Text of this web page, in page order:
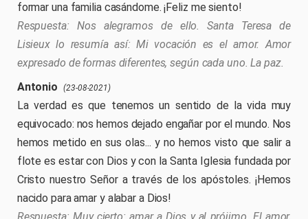
formar una familia casándome. ¡Feliz me siento!
Nos alegramos de ello. Santa Teresa de
Lisieux lo resumía así: Mi vocación es el amor. Amor
expresado de formas diferentes, según cada uno. La paz.
Antonio
(23-08-2021)
La verdad es que tenemos un sentido de la vida muy
equivocado: nos hemos dejado engañar por el mundo. Nos
hemos metido en sus olas... y no hemos visto que salir a
flote es estar con Dios y con la Santa Iglesia fundada por
Cristo nuestro Señor a través de los apóstoles. ¡Hemos
nacido para amar y alabar a Dios!